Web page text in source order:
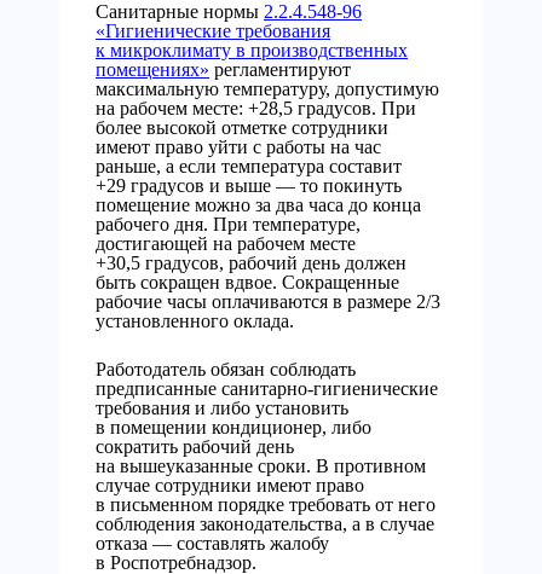
Санитарные нормы 2.2.4.548-96
«Гигиенические требования
к микроклимату в производственных
помещениях» регламентируют
максимальную температуру, допустимую
на рабочем месте: +28,5 градусов. При
более высокой отметке сотрудники
имеют право уйти с работы на час
раньше, а если температура составит
+29 градусов и выше — то покинуть
помещение можно за два часа до конца
рабочего дня. При температуре,
достигающей на рабочем месте
+30,5 градусов, рабочий день должен
быть сокращен вдвое. Сокращенные
рабочие часы оплачиваются в размере 2/3
установленного оклада.
Работодатель обязан соблюдать
предписанные санитарно-гигиенические
требования и либо установить
в помещении кондиционер, либо
сократить рабочий день
на вышеуказанные сроки. В противном
случае сотрудники имеют право
в письменном порядке требовать от него
соблюдения законодательства, а в случае
отказа — составлять жалобу
в Роспотребнадзор.